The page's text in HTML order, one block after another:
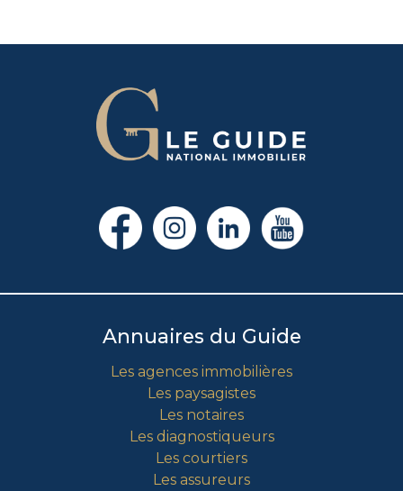
Annuaires du Guide
Les agences immobilières
Les paysagistes
Les notaires
Les diagnostiqueurs
Les courtiers
Les assureurs